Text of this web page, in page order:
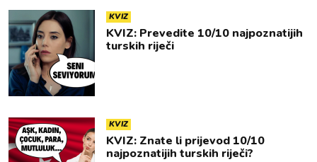
KVIZ
KVIZ: Prevedite 10/10 najpoznatijih
turskih riječi
KVIZ
KVIZ: Znate li prijevod 10/10
najpoznatijih turskih riječi?